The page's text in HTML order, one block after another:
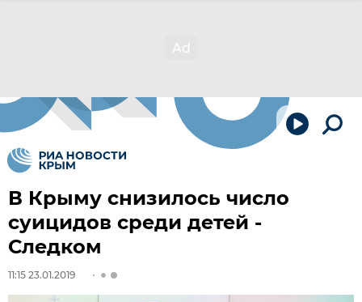
В Крыму снизилось число
суицидов среди детей -
Следком
11:15 23.01.2019